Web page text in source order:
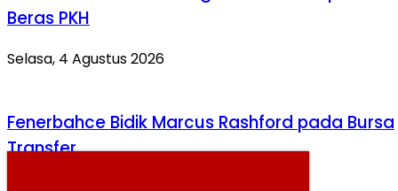
Beras PKH
Selasa, 4 Agustus 2026
Fenerbahce Bidik Marcus Rashford pada Bursa
Transfer